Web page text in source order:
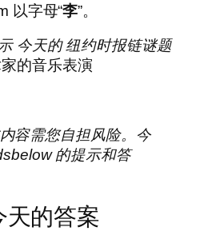
以字母“李”。
今天的纽约时报链谜题
的音乐表演
容需您自担风险。今
的提示和答
天的答案